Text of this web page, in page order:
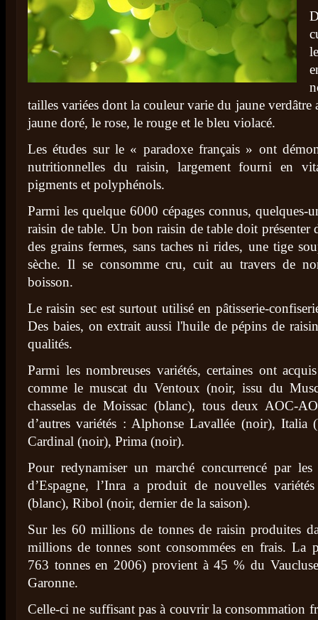
tailles variées dont la couleur varie du jaune verdâtre
jaune doré, le rose, le rouge et le bleu violacé.
Les études sur le « paradoxe français » ont
nutritionnelles du raisin, largement fourni en
pigments et polyphénols.
Parmi les quelque 6000 cépages connus, quelques-
raisin de table. Un bon raisin de table doit présenter
des grains fermes, sans taches ni rides, une tige
sèche. Il se consomme cru, cuit au travers de
boisson.
Le raisin sec est surtout utilisé en pâtisserie-
Des baies, on extrait aussi l'huile de pépins de
qualités.
Parmi les nombreuses variétés, certaines ont
comme le muscat du Ventoux (noir, issu du
chasselas de Moissac (blanc), tous deux AOC-
d’autres variétés : Alphonse Lavallée (noir), Italia
Cardinal (noir), Prima (noir).
Pour redynamiser un marché concurrencé par
d’Espagne, l’Inra a produit de nouvelles
(blanc), Ribol (noir, dernier de la saison).
Sur les 60 millions de tonnes de raisin produites
millions de tonnes sont consommées en frais. La
763 tonnes en 2006) provient à 45 % du
Garonne.
Celle-ci ne suffisant pas à couvrir la consommation